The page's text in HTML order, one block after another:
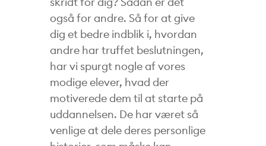
også for andre. Så for at give
dig et bedre indblik i, hvordan
andre har truffet beslutningen,
har vi spurgt nogle af vores
modige elever, hvad der
motiverede dem til at starte på
uddannelsen. De har været så
venlige at dele deres personlige